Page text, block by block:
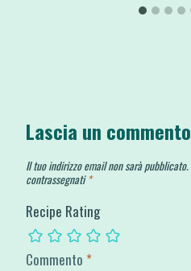
Lascia un commento
Il tuo indirizzo email non sarà pubblicato.
contrassegnati *
Recipe Rating
Commento *